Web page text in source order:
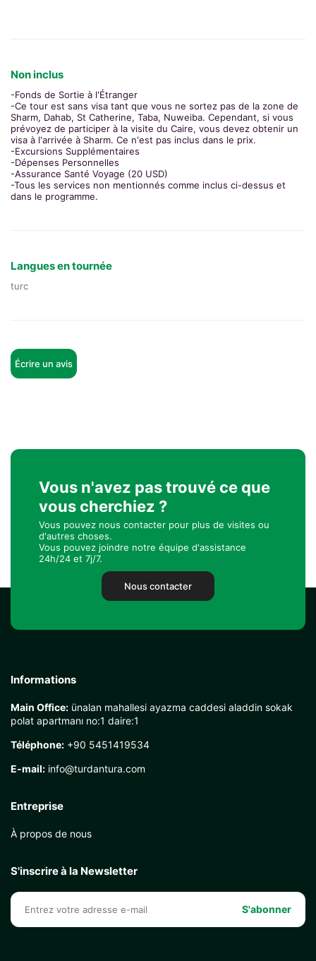
Non inclus
-Fonds de Sortie à l'Étranger
-Ce tour est sans visa tant que vous ne sortez pas de la zone de
Sharm, Dahab, St Catherine, Taba, Nuweiba. Cependant, si vous
prévoyez de participer à la visite du Caire, vous devez obtenir un
visa à l'arrivée à Sharm. Ce n'est pas inclus dans le prix.
-Excursions Supplémentaires
-Dépenses Personnelles
-Assurance Santé Voyage (20 USD)
-Tous les services non mentionnés comme inclus ci-dessus et
dans le programme.
Langues en tournée
turc
Écrire un avis
Vous n'avez pas trouvé ce que
vous cherchiez ?
Vous pouvez nous contacter pour plus de visites ou
d'autres choses.
Vous pouvez joindre notre équipe d'assistance
24h/24 et 7j/7.
Nous contacter
Informations
Main Office: ünalan mahallesi ayazma caddesi aladdin sokak
polat apartmanı no:1 daire:1
Téléphone: +90 5451419534
E-mail: info@turdantura.com
Entreprise
À propos de nous
S'inscrire à la Newsletter
S'abonner